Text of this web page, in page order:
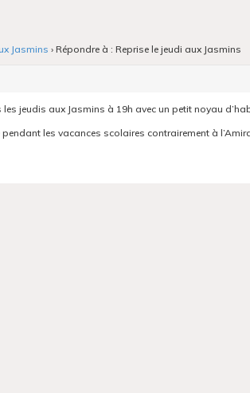
Jasmins › Répondre à : Reprise le jeudi aux Jasmins
jeudis aux Jasmins à 19h avec un petit noyau
les vacances scolaires contrairement à